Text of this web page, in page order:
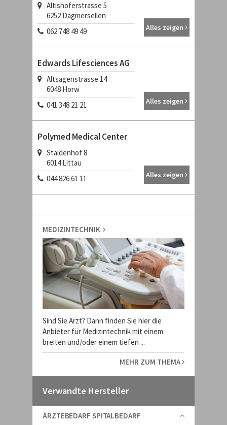
Altishoferstrasse 5
6252 Dagmersellen
062 748 49 49
Alles zeigen
Edwards Lifesciences AG
Altsagenstrasse 14
6048 Horw
041 348 21 21
Alles zeigen
Polymed Medical Center
Staldenhof 8
6014 Littau
044 826 61 11
Alles zeigen
MEDIZINTECHNIK
Sind Sie Arzt? Dann finden Sie hier die
Anbieter für Medizintechnik mit einem
breiten und/oder einem tiefen ...
MEHR ZUM THEMA
Verwandte Hersteller
ÄRZTEBEDARF SPITALBEDARF